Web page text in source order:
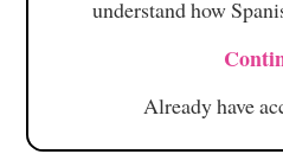
understand how
Already have